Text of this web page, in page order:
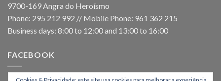
9700-169 Angra do Heroísmo
Phone: 295 212 992 // Mobile Phone: 961 362 215
Business days: 8:00 to 12:00 and 13:00 to 16:00
FACEBOOK